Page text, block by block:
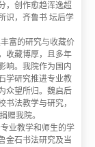
，创作愈趋浑逸超
识，齐鲁书 坛后学
富的研究与收藏价
收藏博厚，且多年
响。我院作为国内
学研究推进专业教
众望所归。魏启后
书法教学与研究，
赠我院。
业教学和师生的学
金石书法研究及当